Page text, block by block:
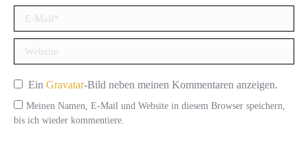
EinGravatar-Bild neben meinen Kommentaren anzeigen.
Meinen Namen, E-Mail und Website in diesem Browser speichern,
bis ich wieder kommentiere.